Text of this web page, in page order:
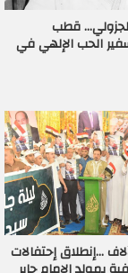
الجزولي… قطب
الحب الإلهي في
…إنطلاق إحتفالات